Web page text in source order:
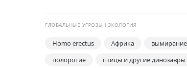
ГЛОБАЛЬНЫЕ УГРОЗЫ ЭКОЛОГИЯ
Homo erectus Африка
полорогие
птицы и другие динозавры